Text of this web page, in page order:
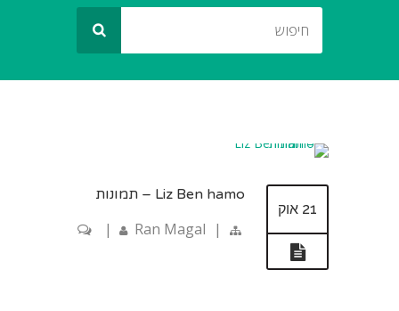
21 אוק
Liz Ben hamo – תמונות
Ran Magal |
|